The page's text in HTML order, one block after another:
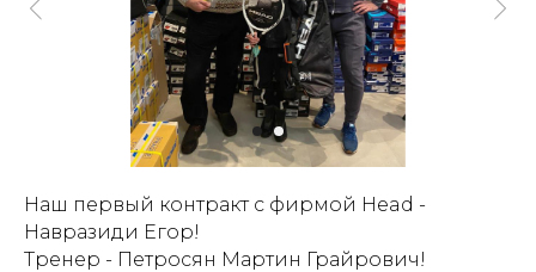
Наш первый контракт с фирмой Head -
Навразиди Егор!
Тренер - Петросян Мартин Грайрович!